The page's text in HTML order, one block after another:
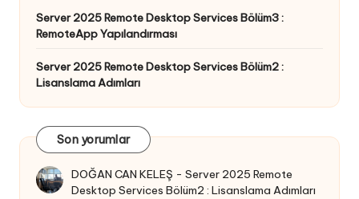
Server 2025 Remote Desktop Services Bölüm3 :
RemoteApp Yapılandırması
Server 2025 Remote Desktop Services Bölüm2 :
Lisanslama Adımları
Son yorumlar
DOĞAN CAN KELEŞ -Server 2025 Remote
Desktop Services Bölüm2 : Lisanslama Adımları